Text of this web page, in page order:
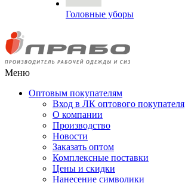
Головные уборы
Меню
Оптовым покупателям
Вход в ЛК оптового покупателя
О компании
Производство
Новости
Заказать оптом
Комплексные поставки
Цены и скидки
Нанесение символики